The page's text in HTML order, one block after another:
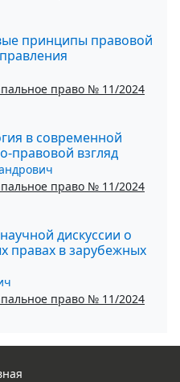
принципы правовой
право № 11/2024
в современной
правовой взгляд
право № 11/2024
дискуссии о
правах в зарубежных
право № 11/2024